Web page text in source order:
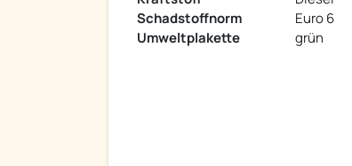
Schadstoffnorm
Euro 6
Umweltplakette
grün